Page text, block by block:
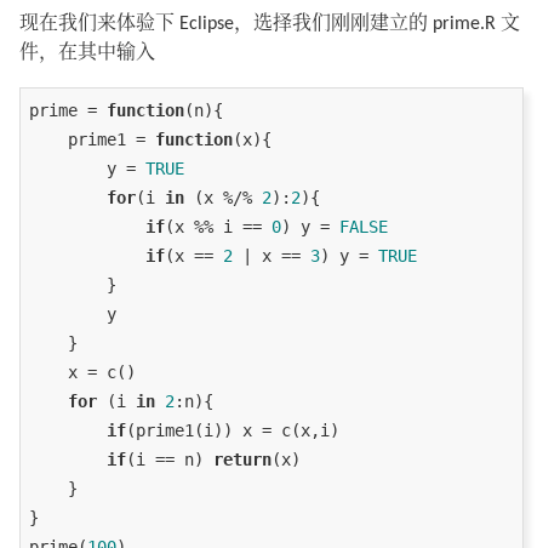
现在我们来体验下 Eclipse，选择我们刚刚建立的 prime.R 文
件，在其中输入
prime = function(n){
    prime1 =
function(x){
        y =
TRUE
for(i in (x %/% 2): 2){
if(x %% i == 0) y = FALSE
if(x == 2 | x == 3) y = TRUE
        }
        y
    }
    x = c()
for (i in 2:n){
if(prime1(i)) x = c(x,i)
if(i == n) return(x)
    }
}